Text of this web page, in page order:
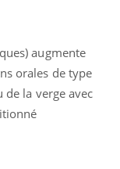
augmente
orales de type
la verge avec